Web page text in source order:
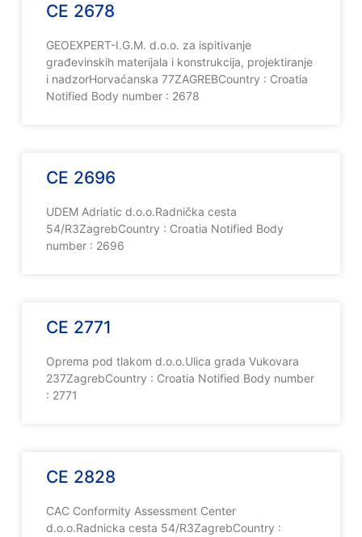
CE 2678
GEOEXPERT-I.G.M. d.o.o. za ispitivanje
građevinskih materijala i konstrukcija, projektiranje
i nadzorHorvaćanska 77ZAGREBCountry : Croatia
Notified Body number : 2678
CE 2696
UDEM Adriatic d.o.o.Radnička cesta
54/R3ZagrebCountry : Croatia Notified Body
number : 2696
CE 2771
Oprema pod tlakom d.o.o.Ulica grada Vukovara
237ZagrebCountry : Croatia Notified Body number
: 2771
CE 2828
CAC Conformity Assessment Center
d.o.o.Radnicka cesta 54/R3ZagrebCountry :